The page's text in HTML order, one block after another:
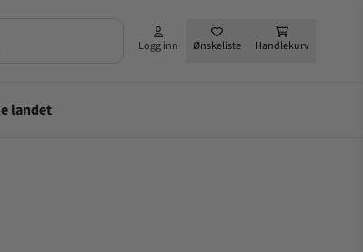
Logg inn Ønskeliste Handlekurv